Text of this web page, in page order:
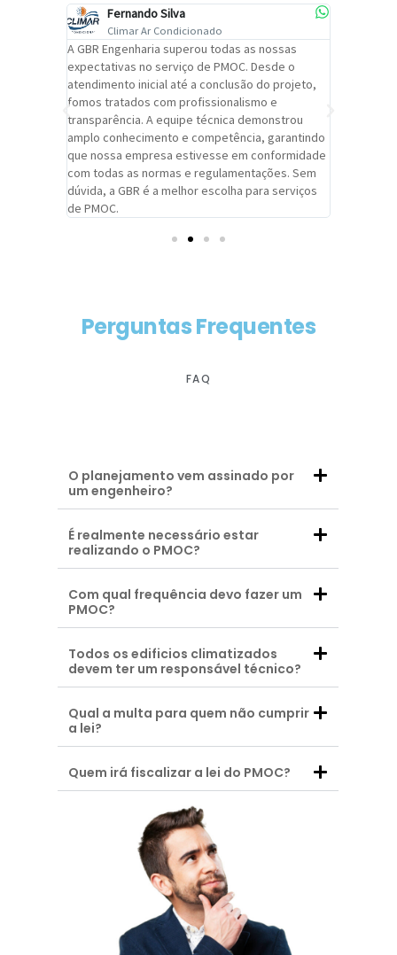
Fernando Silva
Climar Ar Condicionado
A GBR Engenharia superou todas as nossas
expectativas no serviço de PMOC. Desde o
atendimento inicial até a conclusão do projeto,
fomos tratados com profissionalismo e
transparência. A equipe técnica demonstrou
amplo conhecimento e competência, garantindo
que nossa empresa estivesse em conformidade
com todas as normas e regulamentações. Sem
dúvida, a GBR é a melhor escolha para serviços
de PMOC.
Perguntas Frequentes
FAQ
O planejamento vem assinado por
um engenheiro?
É realmente necessário estar
realizando o PMOC?
Com qual frequência devo fazer um
PMOC?
Todos os edificios climatizados
devem ter um responsável técnico?
Qual a multa para quem não cumprir
a lei?
Quem irá fiscalizar a lei do PMOC?